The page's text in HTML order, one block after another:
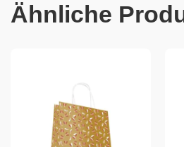
Ähnliche